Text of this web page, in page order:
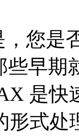
是否
些早
是
形式